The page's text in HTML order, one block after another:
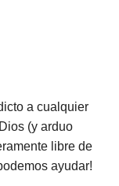
a cualquier
(y arduo
libre de
ayudar!